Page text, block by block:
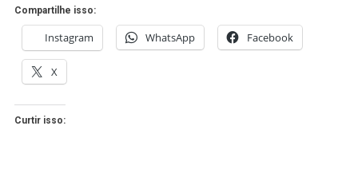
Compartilhe isso:
Instagram WhatsApp Facebook
X
Curtir isso: